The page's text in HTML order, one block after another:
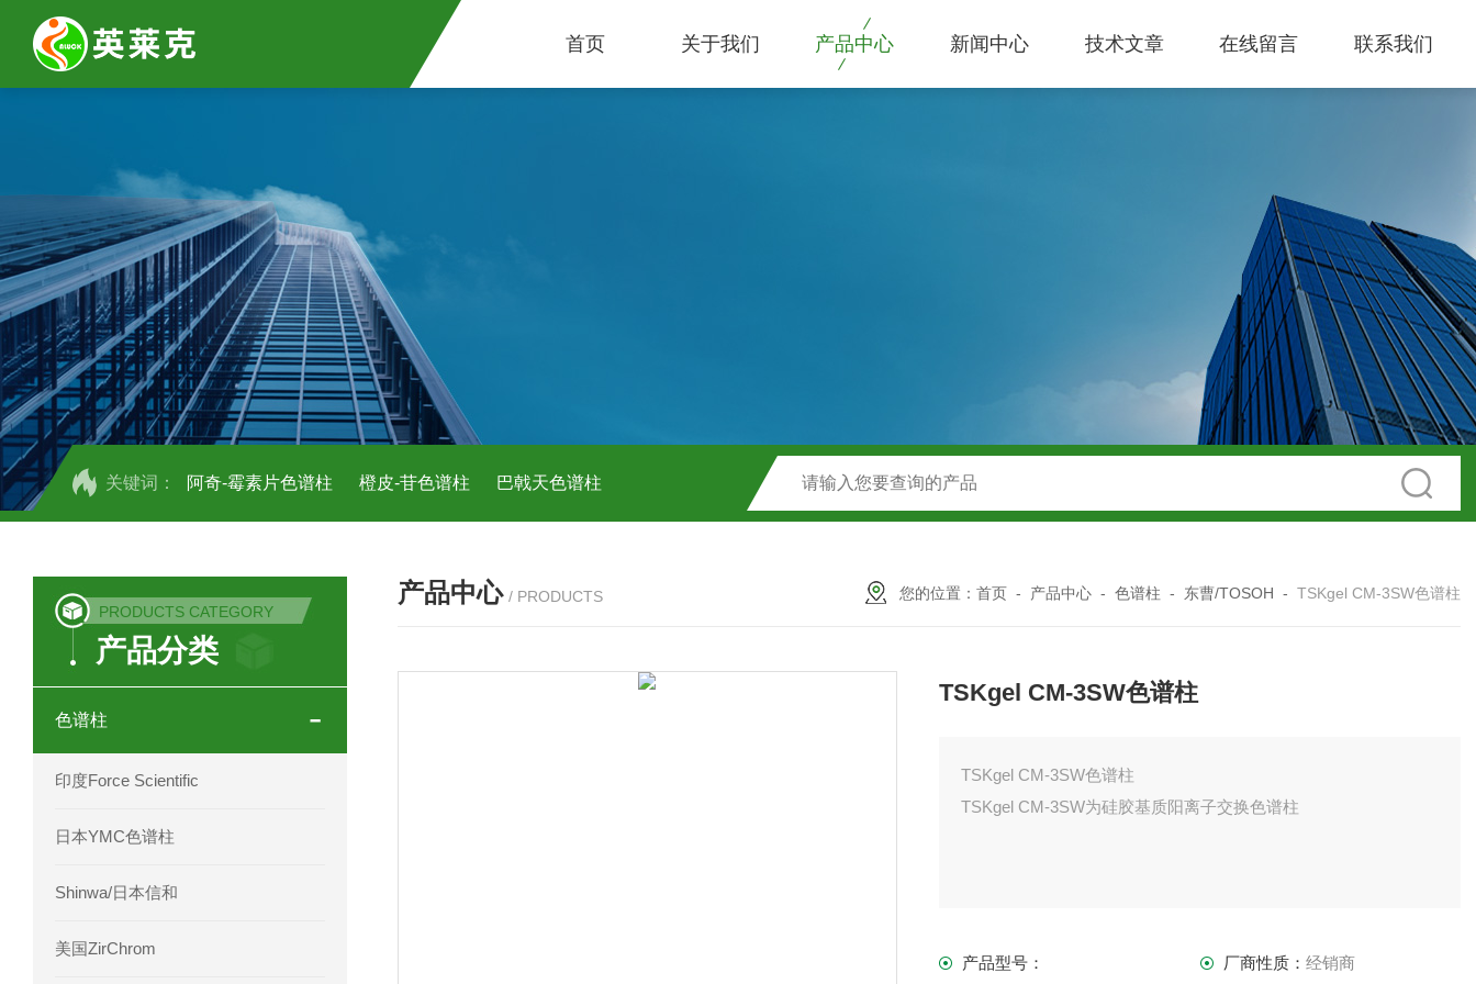
首页 关于我们 产品中心 新闻中心 技术文章 在线留言 联系我们
关键词： 阿奇-霉素片色谱柱 橙皮-苷色谱柱 巴戟天色谱柱
COSMOSIL 1.8PBr五溴苯基色谱柱 COSMOSIL 1.8PBr色谱柱
菟丝子 柠檬黄色谱柱
印度Force Scientific Rubitas色谱柱
PRODUCTS CATEGORY
产品分类
色谱柱
印度Force Scientific
日本YMC色谱柱
Shinwa/日本信和
美国ZirChrom
产品中心 / PRODUCTS 您的位置： 首页 - 产品中心 - 色谱柱 - 东曹/TOSOH - TSKgel CM-3SW色谱柱
TSKgel CM-3SW色谱柱
TSKgel CM-3SW色谱柱
TSKgel CM-3SW为硅胶基质阳离子交换色谱柱
产品型号： 厂商性质： 经销商